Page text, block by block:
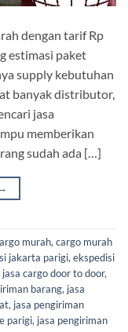
dengan tarif Rp
estimasi paket
supply kebutuhan
banyak distributor,
jasa
memberikan
sudah ada […]
→
murah,cargo murah
jakarta parigi,ekspedisi
jasa cargo door to door,
barang, jasa
, jasa pengiriman
parigi, jasa pengiriman